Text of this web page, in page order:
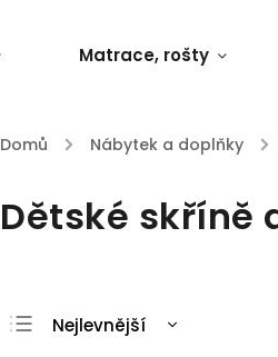
Matrace, rošty
Domů / Nábytek a doplňky /
Dětské skříně
Nejlevnější